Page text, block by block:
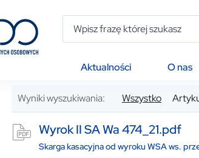
Aktualności O nas
Wyniki wyszukiwania: Wszystko
Wyrok II SA Wa 474_21.pdf
Skarga kasacyjna od wyroku WSA ws.